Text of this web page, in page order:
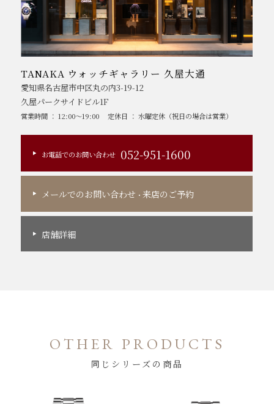
TANAKA ウォッチギャラリー 久屋大通
愛知県名古屋市中区丸の内3-19-12
久屋パークサイドビル1F
営業時間 ： 12:00～19:00 定休日 ： 水曜定休（祝日の場合は営業）
お電話でのお問い合わせ 052-951-1600
メールでのお問い合わせ ・来店のご予約
店舗詳細
OTHER PRODUCTS
同じシリーズの商品